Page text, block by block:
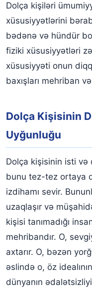
Dolça kişiləri
xüsusiyyətlərini
bədənə və hündür
fiziki xüsusiyyətləri
xüsusiyyəti onun
baxışları mehriban
Dolça Kişisinin
Uyğunluğu
Dolça kişisinin isti və
bunu tez-tez ortaya
izdihamı sevir.
uzaqlaşır və
kişisi tanımadığı
mehribandır. O,
axtarır. O, bəzən
əslində o, öz
dünyanın